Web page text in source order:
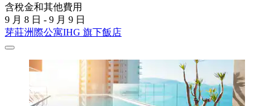
含稅金和其他費用
9 月 8 日 - 9 月 9 日
芽莊洲際公寓IHG 旗下飯店